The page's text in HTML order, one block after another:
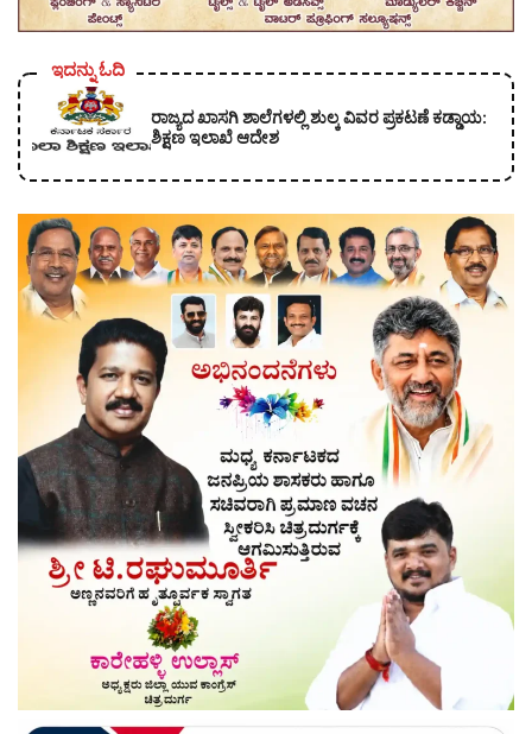
ಇದನ್ನು ಓದಿ
ರಾಜ್ಯದ ಖಾಸಗಿ ಶಾಲೆಗಳಲ್ಲಿ ಶುಲ್ಕ ವಿವರ ಪ್ರಕಟಣೆ ಕಡ್ಡಾಯ:
ಶಿಕ್ಷಣ ಇಲಾಖೆ ಆದೇಶ